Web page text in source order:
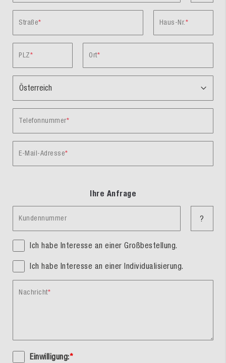
Straße Haus-Nr.
PLZ Ort
Telefonnummer
E-Mail-Adresse
Ihre Anfrage
Kundennummer ?
Ich habe Interesse an einer Großbestellung.
Ich habe Interesse an einer Individualisierung.
Nachricht
Einwilligung:*